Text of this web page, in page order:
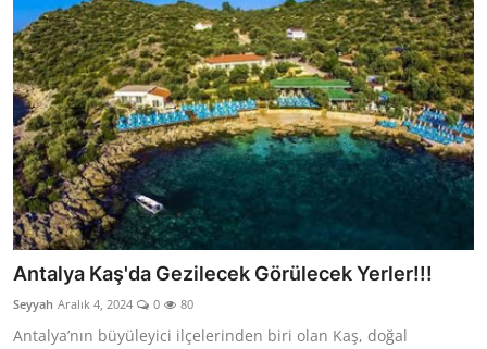
Antalya Kaş'da Gezilecek Görülecek Yerler!!!
Seyyah Aralık 4, 2024 0 80
Antalya’nın büyüleyici ilçelerinden biri olan Kaş, doğal